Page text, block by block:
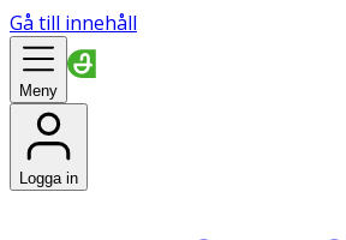
Gå till innehåll
Meny
Logga in